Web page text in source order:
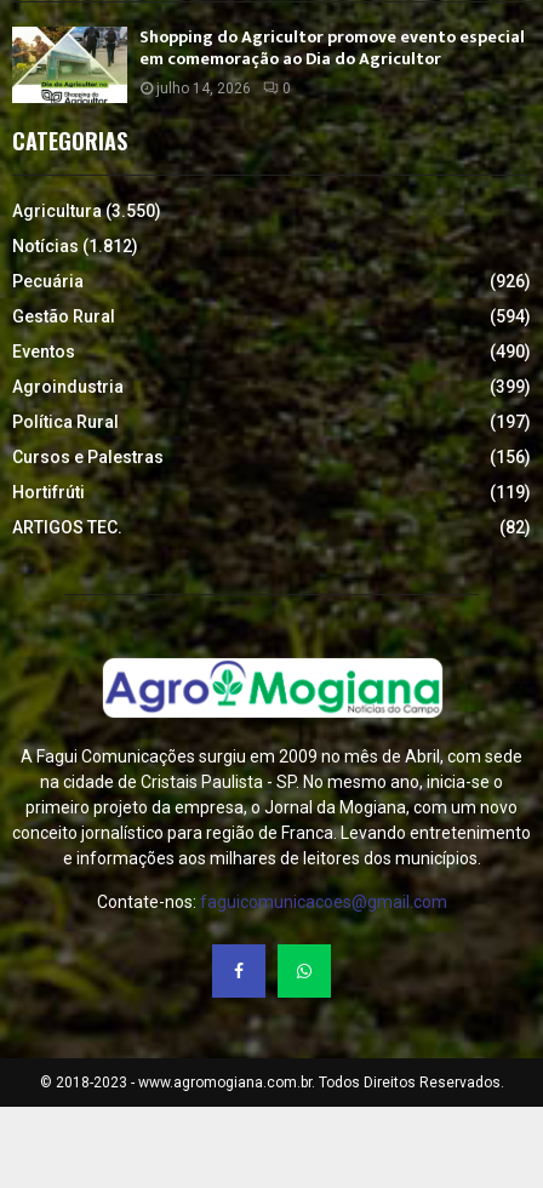
Shopping do Agricultor promove evento especial
em comemoração ao Dia do Agricultor
julho 14, 2026 0
CATEGORIAS
Agricultura(3.550)
Notícias (1.812)
Pecuária
(926)
Gestão Rural
(594)
Eventos
(490)
Agroindustria
(399)
Política Rural
(197)
Cursos e Palestras
(156)
Hortifrúti
(119)
ARTIGOS TEC.
(82)
A Fagui Comunicações surgiu em 2009 no mês de Abril, com sede
na cidade de Cristais Paulista - SP. No mesmo ano, inicia-se o
primeiro projeto da empresa, o Jornal da Mogiana, com um novo
conceito jornalístico para região de Franca. Levando entretenimento
e informações aos milhares de leitores dos municípios.
Contate-nos: faguicomunicacoes@gmail.com
© 2018-2023 - www.agromogiana.com.br. Todos Direitos Reservados.